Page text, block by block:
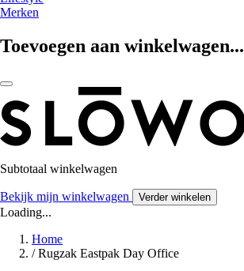
Merken
Toevoegen aan winkelwagen...
Subtotaal winkelwagen
Bekijk mijn winkelwagen Verder winkelen
Loading...
Home
/ Rugzak Eastpak Day Office